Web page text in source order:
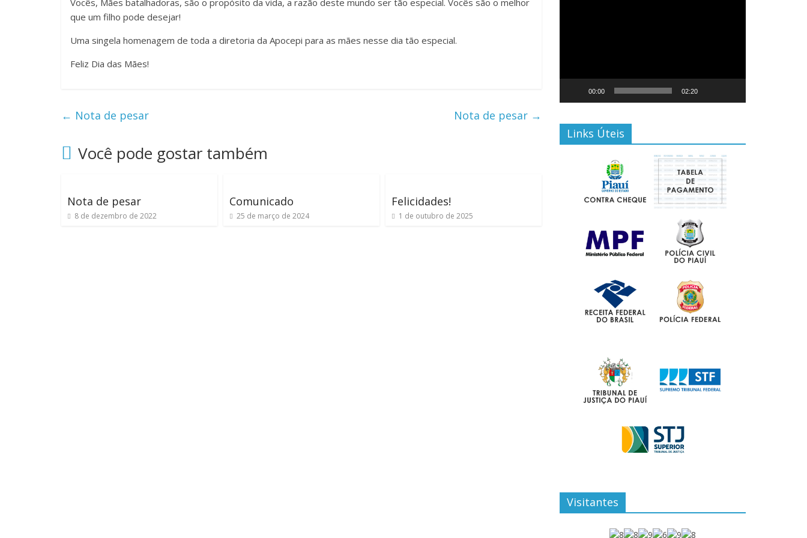
Vocês, Mães batalhadoras, são o propósito da vida, a razão deste mundo ser tão especial. Vocês são o melhor
que um filho pode desejar!
Uma singela homenagem de toda a diretoria da Apocepi para as mães nesse dia tão especial.
Feliz Dia das Mães!
← Nota de pesar Nota de pesar →
Você pode gostar também
Nota de pesar
8 de dezembro de 2022
Comunicado
25 de março de 2024
Felicidades!
1 de outubro de 2025
00:00 02:20
Links Úteis
Visitantes